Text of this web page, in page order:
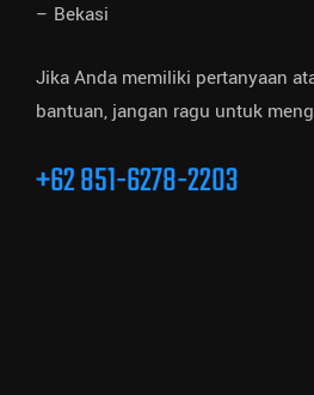
– Bekasi
Jika Anda memiliki pertanyaan
bantuan, jangan ragu untuk
+62 851-6278-2203